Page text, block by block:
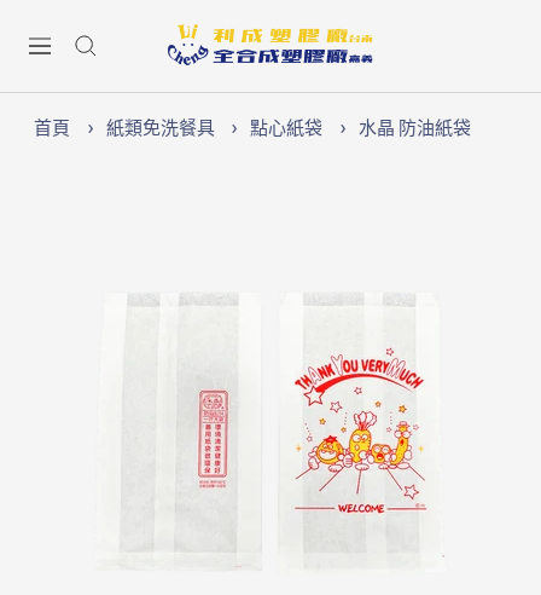
容
導
Lichen74
首頁 紙類免洗餐具 點心紙袋 水晶 防油紙袋